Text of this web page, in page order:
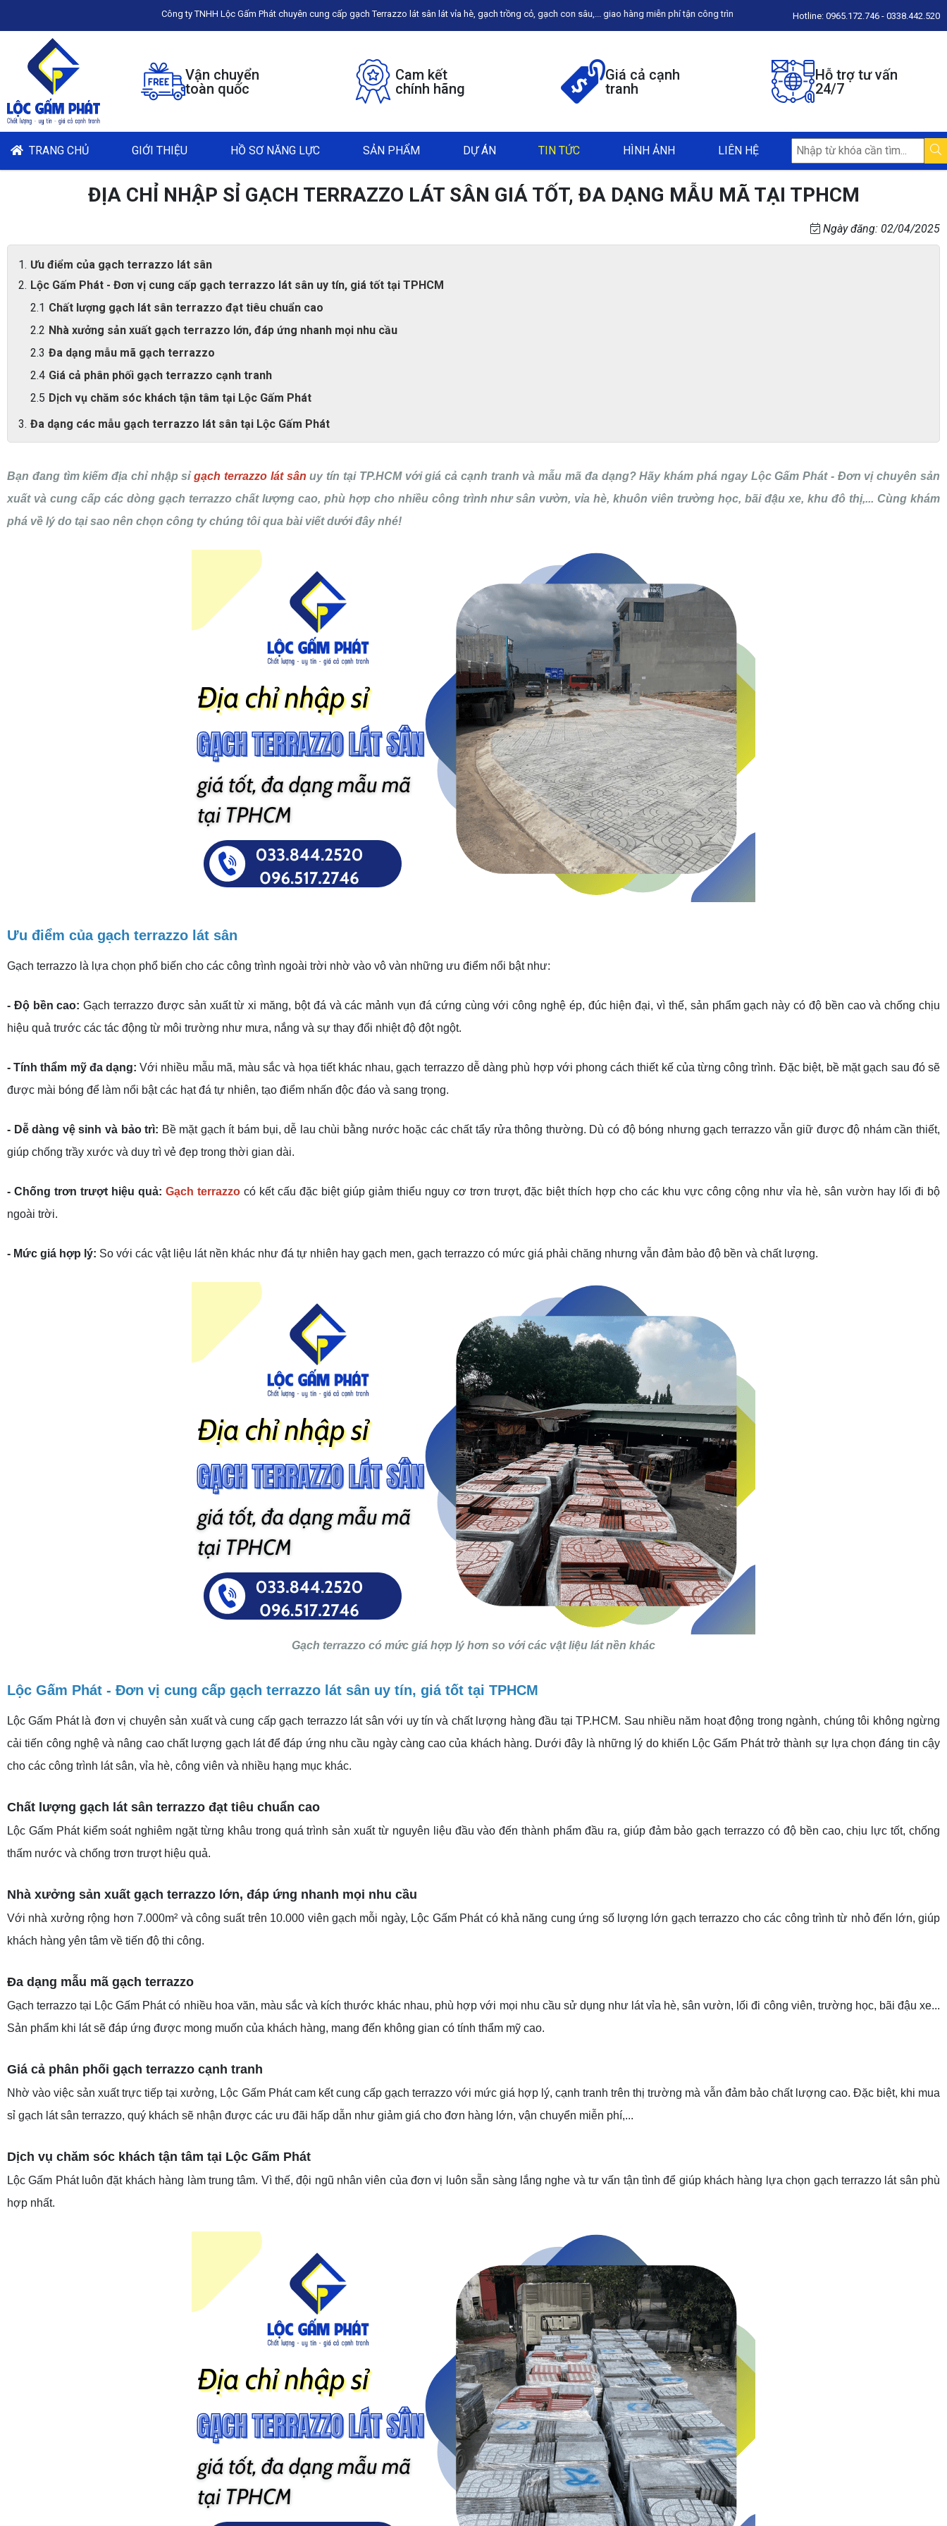
Công ty TNHH Lộc Gấm Phát chuyên cung cấp gạch Terrazzo lát sân lát vỉa hè, gạch trồng cỏ, gạch con sâu,... giao hàng miễn phí tận công trình, liên hệ 0965.172.746 để được tư vấnHotline: 0965.172.746 - 0338.442.520
Vận chuyển
toàn quốc
Cam kết
chính hãng
Giá cả cạnh
tranh
Hỗ trợ tư vấn
24/7
TRANG CHỦ GIỚI THIỆU HỒ SƠ NĂNG LỰC SẢN PHẨM DỰ ÁN TIN TỨC HÌNH ẢNH LIÊN HỆ
ĐỊA CHỈ NHẬP SỈ GẠCH TERRAZZO LÁT SÂN GIÁ TỐT, ĐA DẠNG MẪU MÃ TẠI TPHCM
Ngày đăng: 02/04/2025
Ưu điểm của gạch terrazzo lát sân
Lộc Gấm Phát - Đơn vị cung cấp gạch terrazzo lát sân uy tín, giá tốt tại TPHCM
Chất lượng gạch lát sân terrazzo đạt tiêu chuẩn cao
Nhà xưởng sản xuất gạch terrazzo lớn, đáp ứng nhanh mọi nhu cầu
Đa dạng mẫu mã gạch terrazzo
Giá cả phân phối gạch terrazzo cạnh tranh
Dịch vụ chăm sóc khách tận tâm tại Lộc Gấm Phát
Đa dạng các mẫu gạch terrazzo lát sân tại Lộc Gấm Phát
Bạn đang tìm kiếm địa chỉ nhập sỉgạch terrazzo lát sân uy tín tại TP.HCM với giá cả cạnh tranh và mẫu mã đa dạng? Hãy khám phá ngay Lộc Gấm Phát - Đơn vị chuyên sản
xuất và cung cấp các dòng gạch terrazzo chất lượng cao, phù hợp cho nhiều công trình như sân vườn, vỉa hè, khuôn viên trường học, bãi đậu xe, khu đô thị,... Cùng khám
phá về lý do tại sao nên chọn công ty chúng tôi qua bài viết dưới đây nhé!
Ưu điểm của gạch terrazzo lát sân
Gạch terrazzo là lựa chọn phổ biến cho các công trình ngoài trời nhờ vào vô vàn những ưu điểm nổi bật như:
- Độ bền cao:Gạch terrazzo được sản xuất từ xi măng, bột đá và các mảnh vụn đá cứng cùng với công nghệ ép, đúc hiện đại, vì thế, sản phẩm gạch này có độ bền cao và chống chịu
hiệu quả trước các tác động từ môi trường như mưa, nắng và sự thay đổi nhiệt độ đột ngột.
- Tính thẩm mỹ đa dạng:Với nhiều mẫu mã, màu sắc và họa tiết khác nhau, gạch terrazzo dễ dàng phù hợp với phong cách thiết kế của từng công trình. Đặc biệt, bề mặt gạch sau đó sẽ
được mài bóng để làm nổi bật các hạt đá tự nhiên, tạo điểm nhấn độc đáo và sang trọng.
- Dễ dàng vệ sinh và bảo trì: Bề mặt gạch ít bám bụi, dễ lau chùi bằng nước hoặc các chất tẩy rửa thông thường. Dù có độ bóng nhưng gạch terrazzo vẫn giữ được độ nhám cần thiết,
giúp chống trầy xước và duy trì vẻ đẹp trong thời gian dài.
- Chống trơn trượt hiệu quả: Gạch terrazzocó kết cấu đặc biệt giúp giảm thiểu nguy cơ trơn trượt, đặc biệt thích hợp cho các khu vực công cộng như vỉa hè, sân vườn hay lối đi bộ
ngoài trời.
- Mức giá hợp lý: So với các vật liệu lát nền khác như đá tự nhiên hay gạch men, gạch terrazzo có mức giá phải chăng nhưng vẫn đảm bảo độ bền và chất lượng.
Gạch terrazzo có mức giá hợp lý hơn so với các vật liệu lát nền khác
Lộc Gấm Phát - Đơn vị cung cấp gạch terrazzo lát sân uy tín, giá tốt tại TPHCM
Lộc Gấm Phát là đơn vị chuyên sản xuất và cung cấp gạch terrazzo lát sân với uy tín và chất lượng hàng đầu tại TP.HCM. Sau nhiều năm hoạt động trong ngành, chúng tôi không ngừng
cải tiến công nghệ và nâng cao chất lượng gạch lát để đáp ứng nhu cầu ngày càng cao của khách hàng. Dưới đây là những lý do khiến Lộc Gấm Phát trở thành sự lựa chọn đáng tin cậy
cho các công trình lát sân, vỉa hè, công viên và nhiều hạng mục khác.
Chất lượng gạch lát sân terrazzo đạt tiêu chuẩn cao
Lộc Gấm Phát kiểm soát nghiêm ngặt từng khâu trong quá trình sản xuất từ nguyên liệu đầu vào đến thành phẩm đầu ra, giúp đảm bảo gạch terrazzo có độ bền cao, chịu lực tốt, chống
thấm nước và chống trơn trượt hiệu quả.
Nhà xưởng sản xuất gạch terrazzo lớn, đáp ứng nhanh mọi nhu cầu
Với nhà xưởng rộng hơn 7.000m² và công suất trên 10.000 viên gạch mỗi ngày, Lộc Gấm Phát có khả năng cung ứng số lượng lớn gạch terrazzo cho các công trình từ nhỏ đến lớn, giúp
khách hàng yên tâm về tiến độ thi công.
Đa dạng mẫu mã gạch terrazzo
Gạch terrazzo tại Lộc Gấm Phát có nhiều hoa văn, màu sắc và kích thước khác nhau, phù hợp với mọi nhu cầu sử dụng như lát vỉa hè, sân vườn, lối đi công viên, trường học, bãi đậu xe...
Sản phẩm khi lát sẽ đáp ứng được mong muốn của khách hàng, mang đến không gian có tính thẩm mỹ cao.
Giá cả phân phối gạch terrazzo cạnh tranh
Nhờ vào việc sản xuất trực tiếp tại xưởng, Lộc Gấm Phát cam kết cung cấp gạch terrazzo với mức giá hợp lý, cạnh tranh trên thị trường mà vẫn đảm bảo chất lượng cao. Đặc biệt, khi mua
sỉ gạch lát sân terrazzo, quý khách sẽ nhận được các ưu đãi hấp dẫn như giảm giá cho đơn hàng lớn, vận chuyển miễn phí,...
Dịch vụ chăm sóc khách tận tâm tại Lộc Gấm Phát
Lộc Gấm Phát luôn đặt khách hàng làm trung tâm. Vì thế, đội ngũ nhân viên của đơn vị luôn sẵn sàng lắng nghe và tư vấn tận tình để giúp khách hàng lựa chọn gạch terrazzo lát sân phù
hợp nhất.